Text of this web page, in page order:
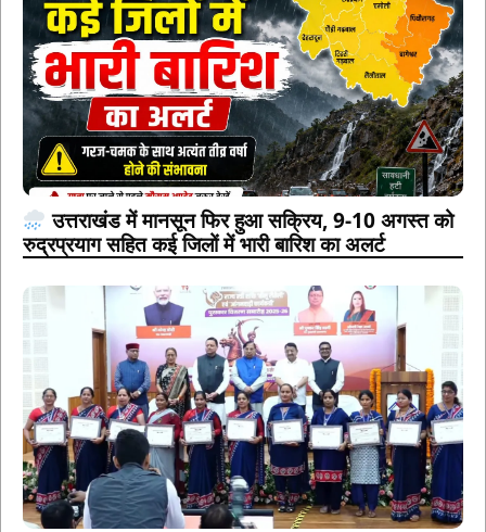
उत्तराखंड में मानसून फिर हुआ सक्रिय, 9-10 अगस्त को
रुद्रप्रयाग सहित कई जिलों में भारी बारिश का अलर्ट